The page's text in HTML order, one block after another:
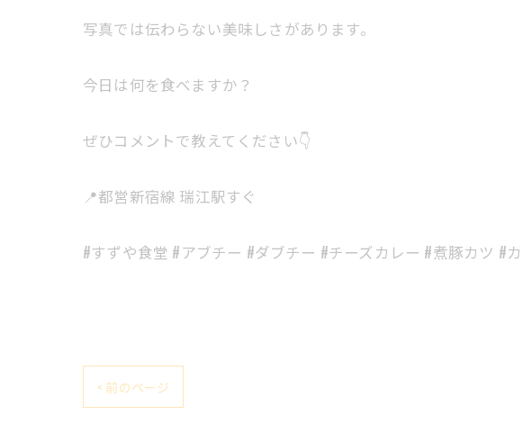
写真では伝わらない美味しさがあります。
今日は何を食べますか？
ぜひコメントで教えてください👇
📍都営新宿線 瑞江駅すぐ
#すずや食堂 #アブチー #ダブチー #チーズカレー #煮豚カツ #
< 前のページ